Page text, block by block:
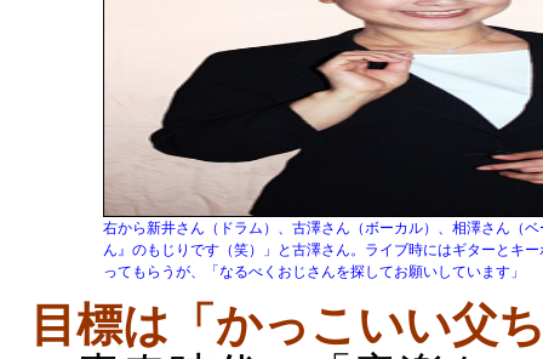
右から新井さん（ドラム）、古澤さん（ボーカル）、相澤さん（
ん』のもじりです（笑）」と古澤さん。ライブ時にはギターとキ
ってもらうが、「なるべくおじさんを探してお願いしています」
目標は「かっこいい父